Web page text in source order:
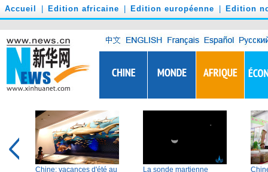
Accueil Edition africaine Edition européenne Edition